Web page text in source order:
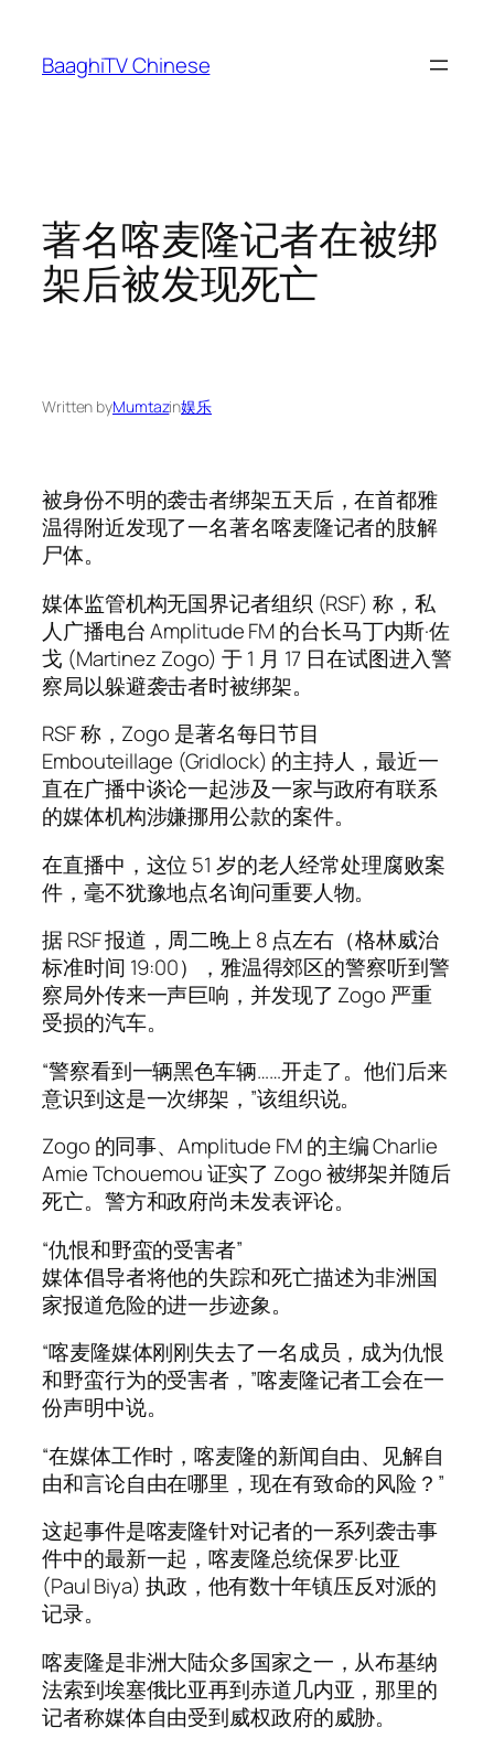
content
BaaghiTV Chinese
著名喀麦隆记者在被绑
架后被发现死亡
Written byMumtazin娱乐
被身份不明的袭击者绑架五天后，在首都雅
温得附近发现了一名著名喀麦隆记者的肢解
尸体。
媒体监管机构无国界记者组织 (RSF) 称，私
人广播电台 Amplitude FM 的台长马丁内斯·佐
戈 (Martinez Zogo) 于 1 月 17 日在试图进入警
察局以躲避袭击者时被绑架。
RSF 称，Zogo 是著名每日节目
Embouteillage (Gridlock) 的主持人，最近一
直在广播中谈论一起涉及一家与政府有联系
的媒体机构涉嫌挪用公款的案件。
在直播中，这位 51 岁的老人经常处理腐败案
件，毫不犹豫地点名询问重要人物。
据 RSF 报道，周二晚上 8 点左右（格林威治
标准时间 19:00），雅温得郊区的警察听到警
察局外传来一声巨响，并发现了 Zogo 严重
受损的汽车。
“警察看到一辆黑色车辆……开走了。他们后来
意识到这是一次绑架，”该组织说。
Zogo 的同事、Amplitude FM 的主编 Charlie
Amie Tchouemou 证实了 Zogo 被绑架并随后
死亡。警方和政府尚未发表评论。
“仇恨和野蛮的受害者”
媒体倡导者将他的失踪和死亡描述为非洲国
家报道危险的进一步迹象。
“喀麦隆媒体刚刚失去了一名成员，成为仇恨
和野蛮行为的受害者，”喀麦隆记者工会在一
份声明中说。
“在媒体工作时，喀麦隆的新闻自由、见解自
由和言论自由在哪里，现在有致命的风险？”
这起事件是喀麦隆针对记者的一系列袭击事
件中的最新一起，喀麦隆总统保罗·比亚
(Paul Biya) 执政，他有数十年镇压反对派的
记录。
喀麦隆是非洲大陆众多国家之一，从布基纳
法索到埃塞俄比亚再到赤道几内亚，那里的
记者称媒体自由受到威权政府的威胁。